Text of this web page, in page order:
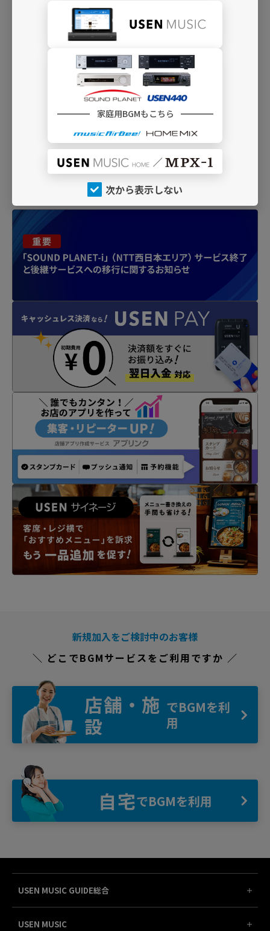
Ｐａｌｅｄｕｓｋ
「USEN440」、「SOUND PLANET」のご契約内容によってご利
用いただけない場合があります。
今流れている曲の表示に関しては放送と若干の時間のズレがある
チャンネルによっては検索できない場合がございます。
新規加入をご検討中のお客様
＼ どこでBGMサービスをご利用ですか ／
店舗・施
設
でBGMを利
用
自宅でBGMを利用
USEN MUSIC GUIDE総合
USEN MUSIC
家庭用BGMもこちら
次から表示しない